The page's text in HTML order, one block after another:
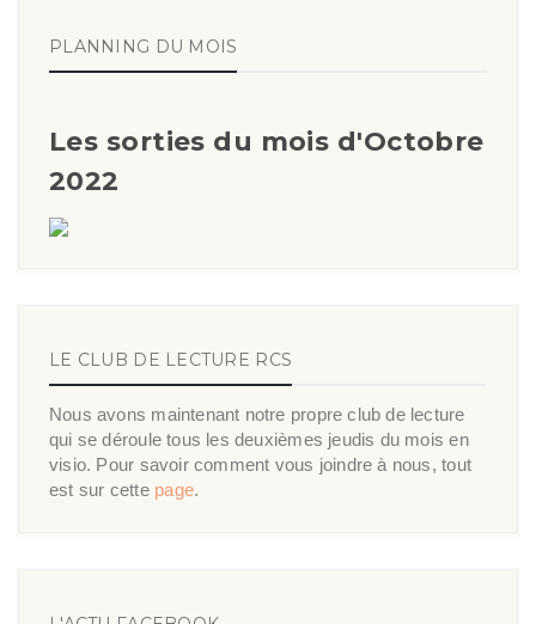
PLANNING DU MOIS
Les sorties du mois d'Octobre
2022
LE CLUB DE LECTURE RCS
Nous avons maintenant notre propre club de lecture
qui se déroule tous les deuxièmes jeudis du mois en
visio. Pour savoir comment vous joindre à nous, tout
est sur cette page.